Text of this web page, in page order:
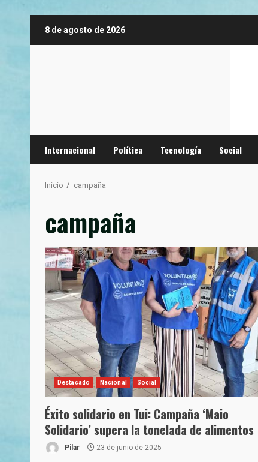
8 de agosto de 2026
Internacional Política Tecnología Social
Inicio campaña
campaña
Destacado Nacional Social
Éxito solidario en Tui: Campaña ‘Maio
Solidario’ supera la tonelada de alimentos
Pilar 23 de junio de 2025